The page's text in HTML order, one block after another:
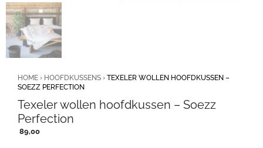
HOME › HOOFDKUSSENS › TEXELER WOLLEN HOOFDKUSSEN –
SOEZZ PERFECTION
Texeler wollen hoofdkussen – Soezz
Perfection
89,00